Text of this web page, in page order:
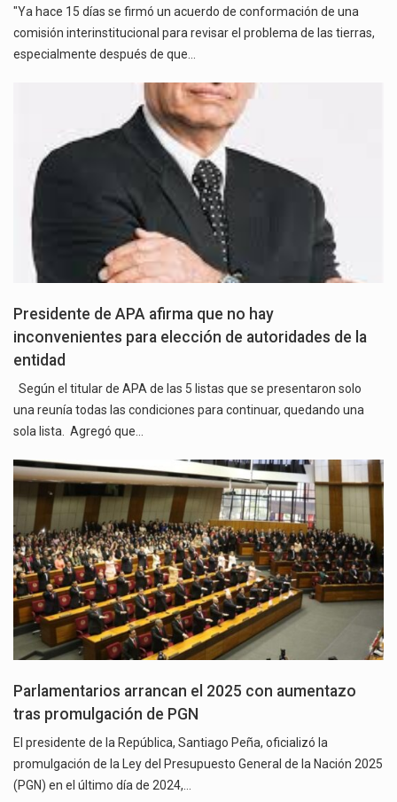
"Ya hace 15 días se firmó un acuerdo de conformación de una
comisión interinstitucional para revisar el problema de las tierras,
especialmente después de que…
Presidente de APA afirma que no hay
inconvenientes para elección de autoridades de la
entidad
Según el titular de APA de las 5 listas que se presentaron solo
una reunía todas las condiciones para continuar, quedando una
sola lista. Agregó que…
Parlamentarios arrancan el 2025 con aumentazo
tras promulgación de PGN
El presidente de la República, Santiago Peña, oficializó la
promulgación de la Ley del Presupuesto General de la Nación 2025
(PGN) en el último día de 2024,…